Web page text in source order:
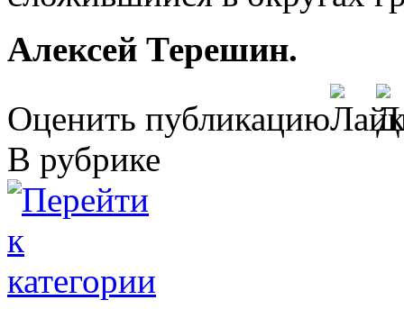
Алексей Терешин.
Оценить публикацию
В рубрике